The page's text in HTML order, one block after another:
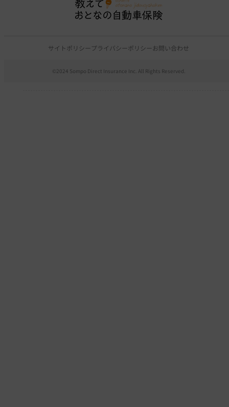
サイトポリシープライバシーポリシーお問い合わせ
©2024 Sompo Direct Insurance Inc. All Rights Reserved.